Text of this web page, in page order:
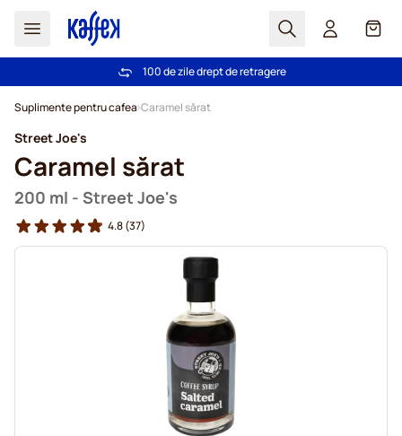
Cautare Coș
Livrare gratuită la comenzi de peste 249,00 Lei
100 de zile drept de retragere
Suplimente pentru cafea Caramel sărat
Street Joe's
Caramel sărat
200 ml - Street Joe's
4.8(37)